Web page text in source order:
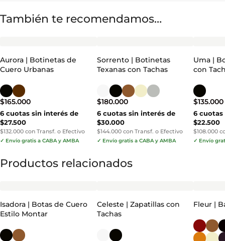
También te recomendamos…
Aurora | Botinetas de
Cuero Urbanas
$165.000
6 cuotas sin interés de
$27.500
$132.000 con Transf. o Efectivo
✓ Envío gratis a CABA y AMBA
Sorrento | Botinetas
Texanas con Tachas
$180.000
6 cuotas sin interés de
$30.000
$144.000 con Transf. o Efectivo
✓ Envío gratis a CABA y AMBA
Uma |
con
$135.000
6 cuotas
$22.500
$108.000
✓ Envío
Productos relacionados
Isadora | Botas de Cuero
Estilo Montar
Celeste | Zapatillas con
Tachas
Fleur |